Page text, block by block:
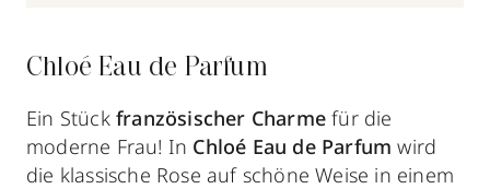
Chloé Eau de Parfum
Ein Stück französischer Charme für die
moderne Frau! In Chloé Eau de Parfumwird
die klassische Rose auf schöne Weise in einem